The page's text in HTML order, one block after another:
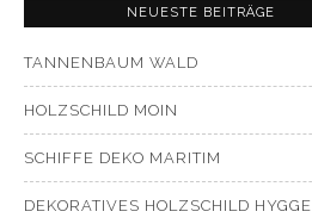
NEUESTE BEITRÄGE
TANNENBAUM WALD
HOLZSCHILD MOIN
SCHIFFE DEKO MARITIM
DEKORATIVES HOLZSCHILD HYGGE